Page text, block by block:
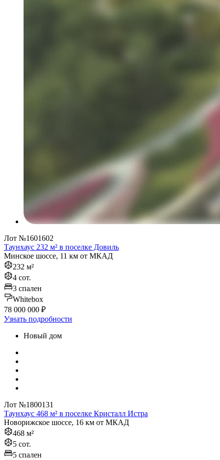
Лот №1601602
Таунхаус 232 м² в поселке Довиль
Минское шоссе, 11 км от МКАД
232 м²
4 сот.
3 спален
Whitebox
78 000 000 ₽
Узнать подробности
Новый дом
Лот №1800131
Таунхаус 468 м² в поселке Кристалл Истра
Новорижское шоссе, 16 км от МКАД
468 м²
5 сот.
5 спален